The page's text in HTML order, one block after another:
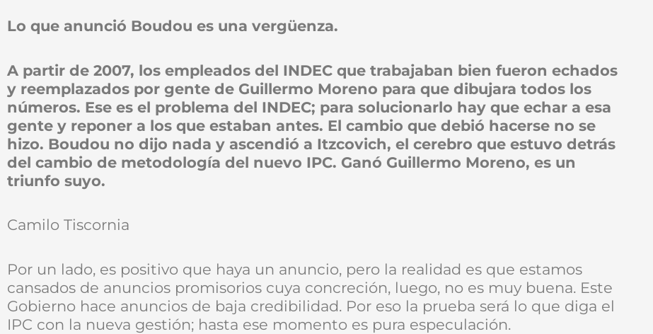
Lo que anunció Boudou es una vergüenza.
A partir de 2007, los empleados del INDEC que trabajaban bien fueron echados
y reemplazados por gente de Guillermo Moreno para que dibujara todos los
números. Ese es el problema del INDEC; para solucionarlo hay que echar a esa
gente y reponer a los que estaban antes. El cambio que debió hacerse no se
hizo. Boudou no dijo nada y ascendió a Itzcovich, el cerebro que estuvo detrás
del cambio de metodología del nuevo IPC. Ganó Guillermo Moreno, es un
triunfo suyo.
Camilo Tiscornia
Por un lado, es positivo que haya un anuncio, pero la realidad es que estamos
cansados de anuncios promisorios cuya concreción, luego, no es muy buena. Este
Gobierno hace anuncios de baja credibilidad. Por eso la prueba será lo que diga el
IPC con la nueva gestión; hasta ese momento es pura especulación.